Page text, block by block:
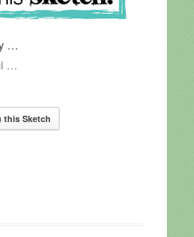
…
…
this Sketch